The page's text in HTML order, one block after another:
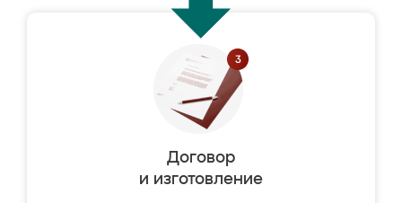
Договор
и изготовление